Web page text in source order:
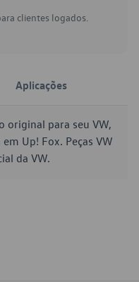
clientes logados.
Aplicações
original para seu VW,
Up! Fox. Peças VW
da VW.